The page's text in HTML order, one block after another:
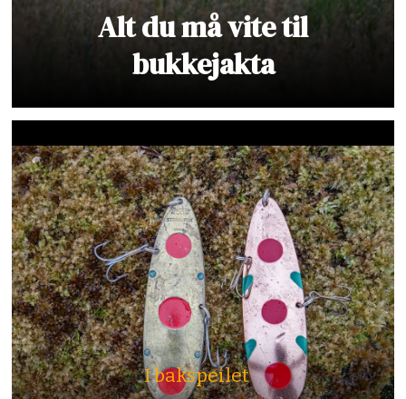
Alt du må vite til
bukkejakta
I bakspeilet